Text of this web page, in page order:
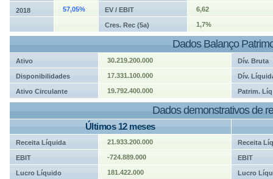
2018 57,05% EV / EBIT 6,62
Cres. Rec (5a) 1,7%
Dados Balanço
Ativo 30.219.200.000 Dív. Bruta
Disponibilidades 17.331.100.000 Dív.
Ativo Circulante 19.792.400.000 Patrim. Líq
Dados demonstrativos de
Últimos 12 meses
Receita Líquida 21.933.200.000 Receita
EBIT -724.889.000 EBIT
Lucro Líquido 181.422.000 Lucro